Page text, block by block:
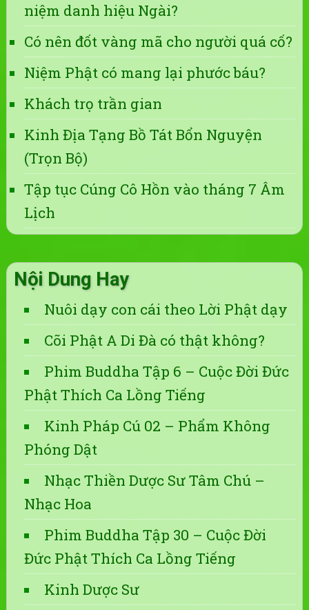
niệm danh hiệu Ngài?
Có nên đốt vàng mã cho người quá cố?
Niệm Phật có mang lại phước báu?
Khách trọ trần gian
Kinh Địa Tạng Bồ Tát Bổn Nguyện
(Trọn Bộ)
Tập tục Cúng Cô Hồn vào tháng 7 Âm
Lịch
Nội Dung Hay
Nuôi dạy con cái theo Lời Phật dạy
Cõi Phật A Di Đà có thật không?
Phim Buddha Tập 6 – Cuộc Đời Đức
Phật Thích Ca Lồng Tiếng
Kinh Pháp Cú 02 – Phẩm Không
Phóng Dật
Nhạc Thiền Dược Sư Tâm Chú –
Nhạc Hoa
Phim Buddha Tập 30 – Cuộc Đời
Đức Phật Thích Ca Lồng Tiếng
Kinh Dược Sư